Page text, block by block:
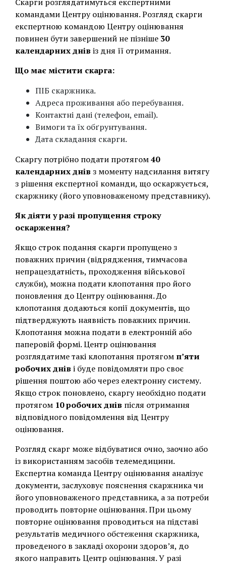
командами Центру оцінювання. Розгляд скарги
експертною командою Центру оцінювання
повинен бути завершений не пізніше 30
календарних днів із дня її отримання.
Що має містити скарга:
ПІБ скаржника.
Адреса проживання або перебування.
Контактні дані (телефон, email).
Вимоги та їх обґрунтування.
Дата складання скарги.
Скаргу потрібно подати протягом40
календарних днів з моменту надсилання витягу
з рішення експертної команди, що оскаржується,
скаржнику (його уповноваженому представнику).
Як діяти у разі пропущення строку
оскарження?
Якщо строк подання скарги пропущено з
поважних причин (відрядження, тимчасова
непрацездатність, проходження військової
служби), можна подати клопотання про його
поновлення до Центру оцінювання. До
клопотання додаються копії документів, що
підтверджують наявність поважних причин.
Клопотання можна подати в електронній або
паперовій формі. Центр оцінювання
розглядатиме такі клопотання протягом п’яти
робочих днів і буде повідомляти про своє
рішення поштою або через електронну систему.
Якщо строк поновлено, скаргу необхідно подати
протягом 10 робочих днів після отримання
відповідного повідомлення від Центру
оцінювання.
Розгляд скарг може відбуватися очно, заочно або
із використанням засобів телемедицини.
Експертна команда Центру оцінювання аналізує
документи, заслуховує пояснення скаржника чи
його уповноваженого представника, а за потреби
проводить повторне оцінювання. При цьому
повторне оцінювання проводиться на підставі
результатів медичного обстеження скаржника,
проведеного в закладі охорони здоровʼя, до
якого направить Центр оцінювання. У разі